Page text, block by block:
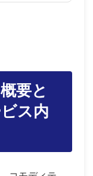
要と
ス内